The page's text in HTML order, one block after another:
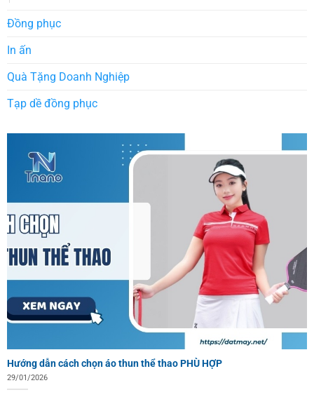
Đồng phục
In ấn
Quà Tặng Doanh Nghiệp
Tạp dề đồng phục
Hướng dẫn cách chọn áo thun thể thao PHÙ HỢP
29/01/2026